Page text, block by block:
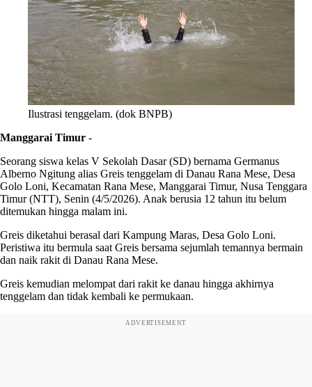
Ilustrasi tenggelam. (dok BNPB)
Manggarai Timur -
Seorang siswa kelas V Sekolah Dasar (SD) bernama Germanus
Alberno Ngitung alias Greis tenggelam di Danau Rana Mese, Desa
Golo Loni, Kecamatan Rana Mese, Manggarai Timur, Nusa Tenggara
Timur (NTT), Senin (4/5/2026). Anak berusia 12 tahun itu belum
ditemukan hingga malam ini.
Greis diketahui berasal dari Kampung Maras, Desa Golo Loni.
Peristiwa itu bermula saat Greis bersama sejumlah temannya bermain
dan naik rakit di Danau Rana Mese.
Greis kemudian melompat dari rakit ke danau hingga akhirnya
tenggelam dan tidak kembali ke permukaan.
ADVERTISEMENT